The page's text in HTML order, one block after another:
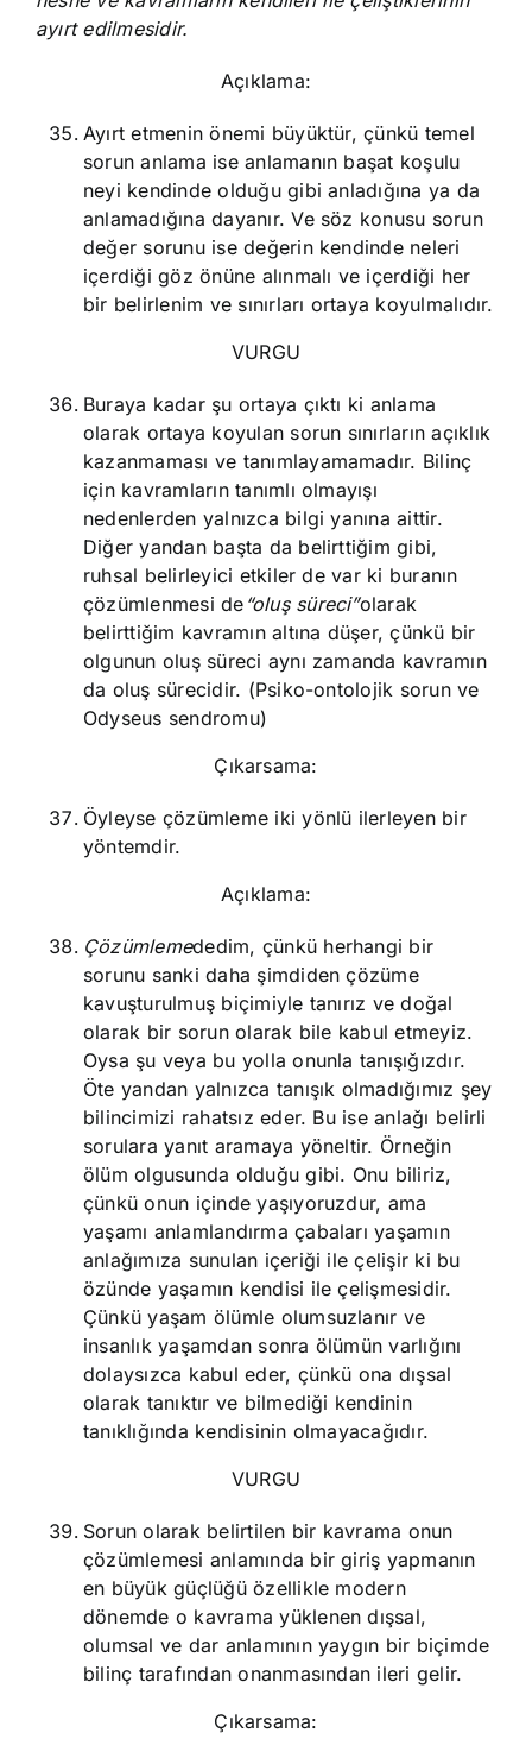
ayırt edilmesidir.
Açıklama:
Ayırt etmenin önemi büyüktür, çünkü temel
sorun anlama ise anlamanın başat koşulu
neyi kendinde olduğu gibi anladığına ya da
anlamadığına dayanır. Ve söz konusu sorun
değer sorunu ise değerin kendinde neleri
içerdiği göz önüne alınmalı ve içerdiği her
bir belirlenim ve sınırları ortaya koyulmalıdır.
VURGU
Buraya kadar şu ortaya çıktı ki anlama
olarak ortaya koyulan sorun sınırların açıklık
kazanmaması ve tanımlayamamadır. Bilinç
için kavramların tanımlı olmayışı
nedenlerden yalnızca bilgi yanına aittir.
Diğer yandan başta da belirttiğim gibi,
ruhsal belirleyici etkiler de var ki buranın
çözümlenmesi de “oluş süreci”olarak
belirttiğim kavramın altına düşer, çünkü bir
olgunun oluş süreci aynı zamanda kavramın
da oluş sürecidir. (Psiko-ontolojik sorun ve
Odyseus sendromu)
Çıkarsama:
Öyleyse çözümleme iki yönlü ilerleyen bir
yöntemdir.
Açıklama:
Çözümlemededim, çünkü herhangi bir
sorunu sanki daha şimdiden çözüme
kavuşturulmuş biçimiyle tanırız ve doğal
olarak bir sorun olarak bile kabul etmeyiz.
Oysa şu veya bu yolla onunla tanışığızdır.
Öte yandan yalnızca tanışık olmadığımız şey
bilincimizi rahatsız eder. Bu ise anlağı belirli
sorulara yanıt aramaya yöneltir. Örneğin
ölüm olgusunda olduğu gibi. Onu biliriz,
çünkü onun içinde yaşıyoruzdur, ama
yaşamı anlamlandırma çabaları yaşamın
anlağımıza sunulan içeriği ile çelişir ki bu
özünde yaşamın kendisi ile çelişmesidir.
Çünkü yaşam ölümle olumsuzlanır ve
insanlık yaşamdan sonra ölümün varlığını
dolaysızca kabul eder, çünkü ona dışsal
olarak tanıktır ve bilmediği kendinin
tanıklığında kendisinin olmayacağıdır.
VURGU
Sorun olarak belirtilen bir kavrama onun
çözümlemesi anlamında bir giriş yapmanın
en büyük güçlüğü özellikle modern
dönemde o kavrama yüklenen dışsal,
olumsal ve dar anlamının yaygın bir biçimde
bilinç tarafından onanmasından ileri gelir.
Çıkarsama: